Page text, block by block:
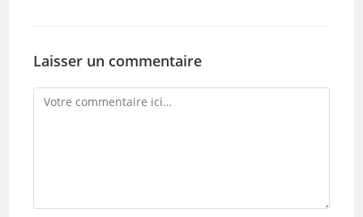
Laisser un commentaire
Comment